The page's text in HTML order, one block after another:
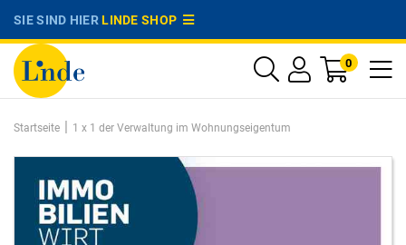
SIE SIND HIERLINDE SHOP
0
Startseite | 1 x 1 der Verwaltung im Wohnungseigentum